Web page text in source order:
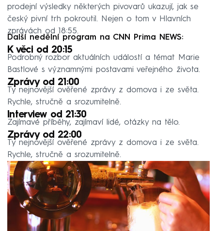
prodejní výsledky některých pivovarů ukazují, jak se
český pivní trh pokroutil. Nejen o tom v Hlavních
zprávách od 18:55.
Další nedělní program na CNN Prima NEWS:
K věci od 20:15
Podrobný rozbor aktuálních událostí a témat Marie
Bastlové s významnými postavami veřejného života.
Zprávy od 21:00
Ty nejnovější ověřené zprávy z domova i ze světa.
Rychle, stručně a srozumitelně.
Interview od 21:30
Zajímavé příběhy, zajímaví lidé, otázky na tělo.
Zprávy od 22:00
Ty nejnovější ověřené zprávy z domova i ze světa.
Rychle, stručně a srozumitelně.